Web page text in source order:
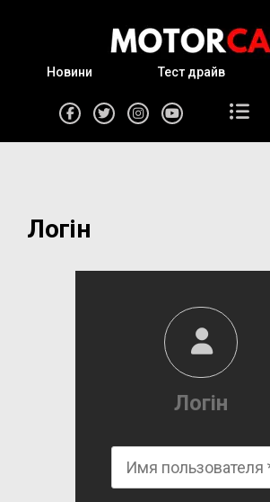
Новини Тест драйв
Логін
Логін